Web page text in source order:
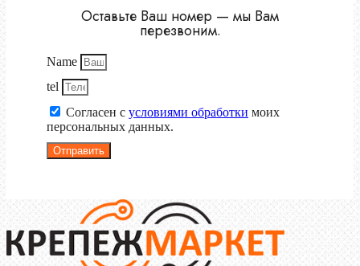
Оставьте Ваш номер — мы Вам
перезвоним.
Name
tel
Согласен с условиями обработки моих
персональных данных.
Отправить